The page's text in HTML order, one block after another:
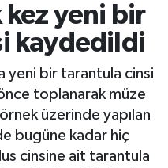
yeni bir
kaydedildi
yeni bir tarantula cinsi
toplanarak müze
üzerinde yapılan
bugüne kadar hiç
cinsine ait tarantula